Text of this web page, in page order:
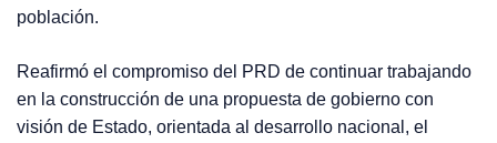
población.
Reafirmó el compromiso del PRD de continuar trabajando
en la construcción de una propuesta de gobierno con
visión de Estado, orientada al desarrollo nacional, el